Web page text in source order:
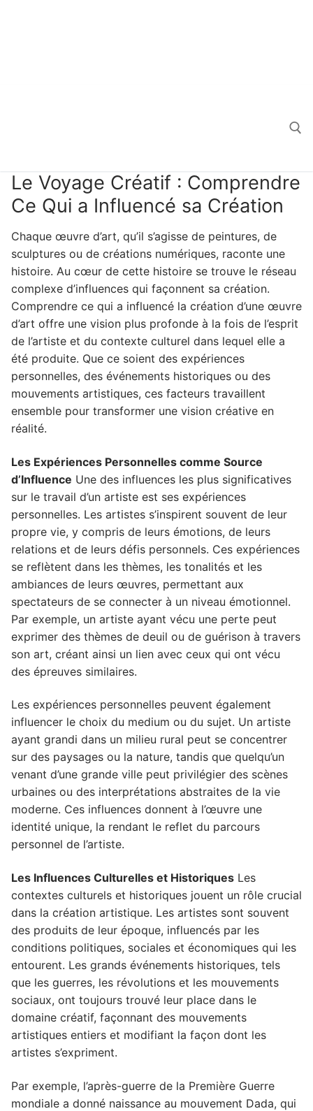
Search for:
Le Voyage Créatif : Comprendre
Ce Qui a Influencé sa Création
Chaque œuvre d’art, qu’il s’agisse de peintures, de
sculptures ou de créations numériques, raconte une
histoire. Au cœur de cette histoire se trouve le réseau
complexe d’influences qui façonnent sa création.
Comprendre ce qui a influencé la création d’une œuvre
d’art offre une vision plus profonde à la fois de l’esprit
de l’artiste et du contexte culturel dans lequel elle a
été produite. Que ce soient des expériences
personnelles, des événements historiques ou des
mouvements artistiques, ces facteurs travaillent
ensemble pour transformer une vision créative en
réalité.
Les Expériences Personnelles comme Source
d’Influence Une des influences les plus significatives
sur le travail d’un artiste est ses expériences
personnelles. Les artistes s’inspirent souvent de leur
propre vie, y compris de leurs émotions, de leurs
relations et de leurs défis personnels. Ces expériences
se reflètent dans les thèmes, les tonalités et les
ambiances de leurs œuvres, permettant aux
spectateurs de se connecter à un niveau émotionnel.
Par exemple, un artiste ayant vécu une perte peut
exprimer des thèmes de deuil ou de guérison à travers
son art, créant ainsi un lien avec ceux qui ont vécu
des épreuves similaires.
Les expériences personnelles peuvent également
influencer le choix du medium ou du sujet. Un artiste
ayant grandi dans un milieu rural peut se concentrer
sur des paysages ou la nature, tandis que quelqu’un
venant d’une grande ville peut privilégier des scènes
urbaines ou des interprétations abstraites de la vie
moderne. Ces influences donnent à l’œuvre une
identité unique, la rendant le reflet du parcours
personnel de l’artiste.
Les Influences Culturelles et Historiques Les
contextes culturels et historiques jouent un rôle crucial
dans la création artistique. Les artistes sont souvent
des produits de leur époque, influencés par les
conditions politiques, sociales et économiques qui les
entourent. Les grands événements historiques, tels
que les guerres, les révolutions et les mouvements
sociaux, ont toujours trouvé leur place dans le
domaine créatif, façonnant des mouvements
artistiques entiers et modifiant la façon dont les
artistes s’expriment.
Par exemple, l’après-guerre de la Première Guerre
mondiale a donné naissance au mouvement Dada, qui